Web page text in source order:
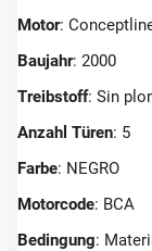
Motor:
Baujahr: 2000
Treibstoff: Sin
Anzahl Türen: 5
Farbe: NEGRO
Motorcode: BCA
Bedingung: